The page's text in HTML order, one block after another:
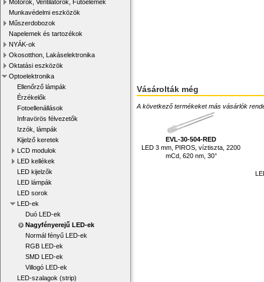
Motorok, Ventilátorok, Fűtőelemek
Munkavédelmi eszközök
Műszerdobozok
Napelemek és tartozékok
NYÁK-ok
Okosotthon, Lakáselektronika
Oktatási eszközök
Optoelektronika
Ellenőrző lámpák
Érzékelők
Fotoellenállások
Infravörös félvezetők
Izzók, lámpák
Kijelző keretek
LCD modulok
LED kellékek
LED kijelzők
LED lámpák
LED sorok
LED-ek
Duó LED-ek
Nagyfényerejű LED-ek
Normál fényű LED-ek
RGB LED-ek
SMD LED-ek
Villogó LED-ek
LED-szalagok (strip)
Vásárolták még
A következő termékeket más vásárlók
EVL-30-504-RED
LED 3 mm, PIROS, víztiszta, 2200
mCd, 620 nm, 30°